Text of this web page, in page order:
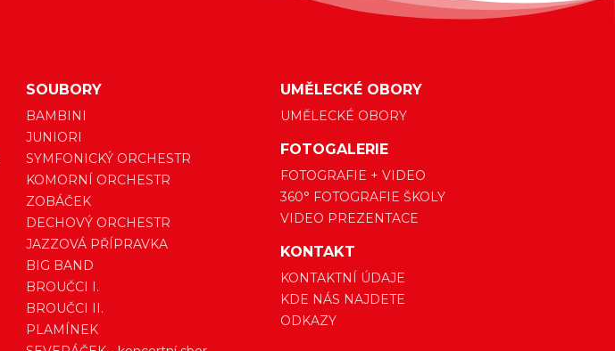
SOUBORY
BAMBINI
JUNIORI
SYMFONICKÝ ORCHESTR
KOMORNÍ ORCHESTR
ZOBÁČEK
DECHOVÝ ORCHESTR
JAZZOVÁ PŘÍPRAVKA
BIG BAND
BROUČCI I.
BROUČCI II.
PLAMÍNEK
UMĚLECKÉ OBORY
UMĚLECKÉ OBORY
FOTOGALERIE
FOTOGRAFIE + VIDEO
360° FOTOGRAFIE ŠKOLY
VIDEO PREZENTACE
KONTAKT
KONTAKTNÍ ÚDAJE
KDE NÁS NAJDETE
ODKAZY